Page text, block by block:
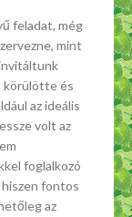
feladat, még
mint
körülötte és
az ideális
volt az
foglalkozó
hiszen fontos
az